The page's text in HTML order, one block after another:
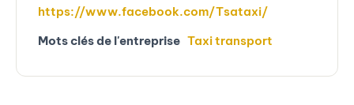
https://www.facebook.com/Tsataxi/
Mots clés de l'entreprise Taxi transport